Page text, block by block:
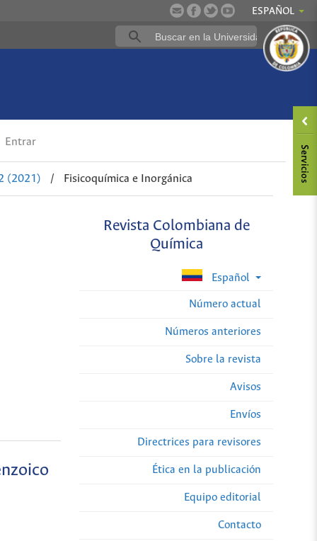
ESPAÑOL
Entrar
(2021) / Fisicoquímica e Inorgánica
Revista Colombiana de
Química
Español
Número actual
Números anteriores
Sobre la revista
Avisos
Envíos
Directrices para revisores
Ética en la publicación
Equipo editorial
Contacto